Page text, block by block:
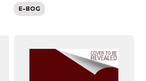
E-BOG